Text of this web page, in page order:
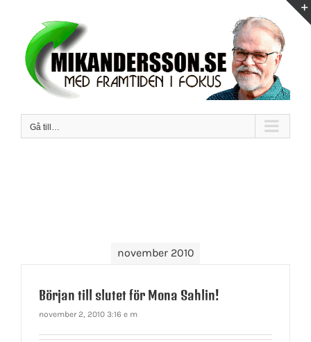
innehållet
Gå till…
november 2010
Början till slutet för Mona Sahlin!
november 2, 2010 3:16 e m